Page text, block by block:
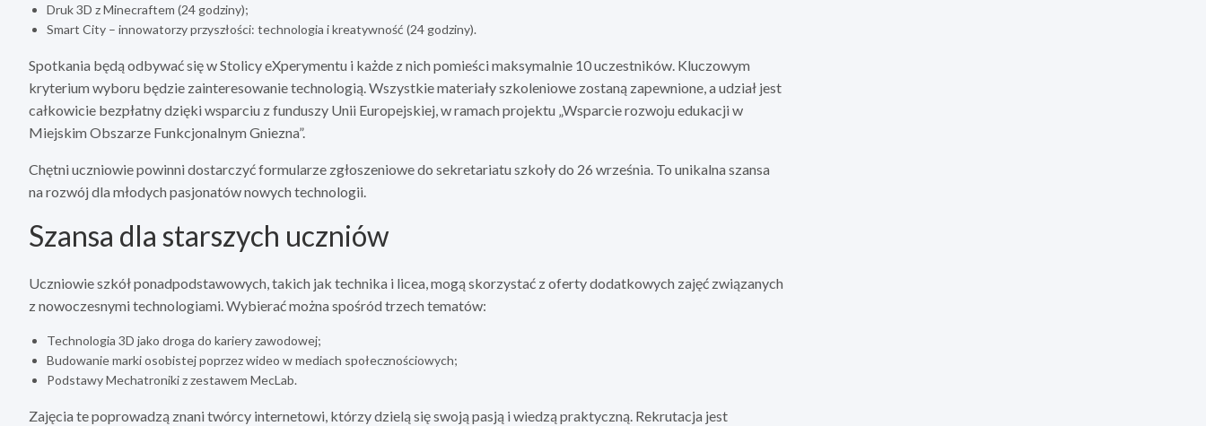
Druk 3D z Minecraftem (24 godziny);
Smart City – innowatorzy przyszłości: technologia i kreatywność (24 godziny).
Spotkania będą odbywać się w Stolicy eXperymentu i każde z nich pomieści maksymalnie 10 uczestników. Kluczowym
kryterium wyboru będzie zainteresowanie technologią. Wszystkie materiały szkoleniowe zostaną zapewnione, a udział jest
całkowicie bezpłatny dzięki wsparciu z funduszy Unii Europejskiej, w ramach projektu „Wsparcie rozwoju edukacji w
Miejskim Obszarze Funkcjonalnym Gniezna”.
Chętni uczniowie powinni dostarczyć formularze zgłoszeniowe do sekretariatu szkoły do 26 września. To unikalna szansa
na rozwój dla młodych pasjonatów nowych technologii.
Szansa dla starszych uczniów
Uczniowie szkół ponadpodstawowych, takich jak technika i licea, mogą skorzystać z oferty dodatkowych zajęć związanych
z nowoczesnymi technologiami. Wybierać można spośród trzech tematów:
Technologia 3D jako droga do kariery zawodowej;
Budowanie marki osobistej poprzez wideo w mediach społecznościowych;
Podstawy Mechatroniki z zestawem MecLab.
Zajęcia te poprowadzą znani twórcy internetowi, którzy dzielą się swoją pasją i wiedzą praktyczną. Rekrutacja jest